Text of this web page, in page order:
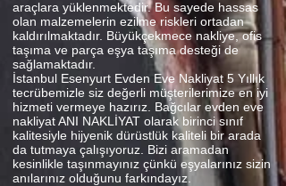
araçlara yüklenmektedir. Bu sayede hassas
olan malzemelerin ezilme riskleri ortadan
kaldırılmaktadır. Büyükçekmece nakliye, ofis
taşıma ve parça eşya taşıma desteği de
sağlamaktadır.
İstanbul Esenyurt Evden Eve Nakliyat 5 Yıllık
tecrübemizle siz değerli müşterilerimize en iyi
hizmeti vermeye hazırız. Bağcılar evden eve
nakliyat ANI NAKLİYAT olarak birinci sınıf
kalitesiyle hijyenik dürüstlük kaliteli bir arada
da tutmaya çalışıyoruz. Bizi aramadan
kesinlikle taşınmayınız çünkü eşyalarınız sizin
anılarınız olduğunu farkındayız.